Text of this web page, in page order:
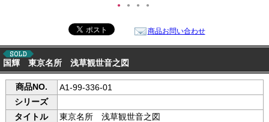
● ● ● ●
商品お問い合わせ
国輝 東京名所 浅草観世音之図
商品NO.
A1-99-336-01
シリーズ
タイトル
東京名所 浅草観世音之図